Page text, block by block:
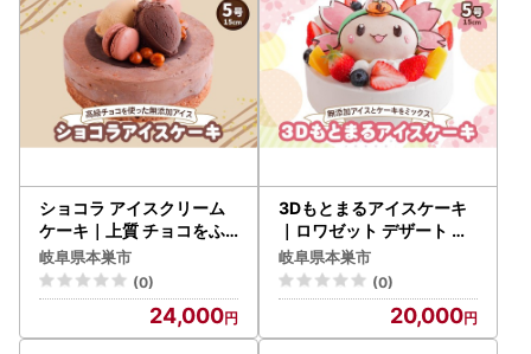
[0427]
ショコラ アイスクリーム
ケーキ｜上質 チョコをふ
んだんに使用 ロワゼット
デザート アイス ケーキ 乳
化剤 安定剤 保存料 人工甘
味料 などが不使用 無添加
デザート おやつ プレゼン
岐阜県本巣市
(0)
24,000
3Dもとまるアイスケーキ
｜ロワゼット デザート ア
イス ケーキ 乳化剤 安定剤
保存料 人工甘味料 などが
不使用 無添加 デザート お
やつ プレゼント 誕生日 祝
い アイスとケーキをミッ
岐阜県本巣市
(0)
20,000